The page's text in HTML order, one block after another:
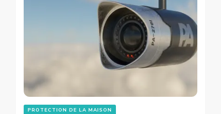
PROTECTION DE LA MAISON